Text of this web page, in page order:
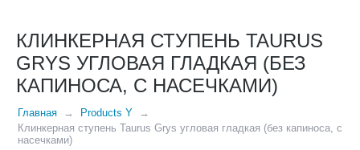
КЛИНКЕРНАЯ СТУПЕНЬ TAURUS
GRYS УГЛОВАЯ ГЛАДКАЯ (БЕЗ
КАПИНОСА, С НАСЕЧКАМИ)
Главная
Products Y
Клинкерная ступень Taurus Grys угловая гладкая (без капиноса, с
насечками)